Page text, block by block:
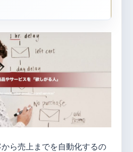
ら売上までを自動化するの